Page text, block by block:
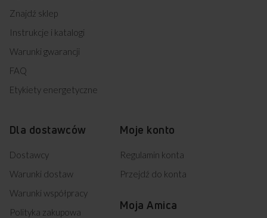
Znajdź sklep
Instrukcje i katalogi
Warunki gwarancji
FAQ
Etykiety energetyczne
Dla dostawców
Dostawcy
Warunki dostaw
Warunki współpracy
Polityka zakupowa
Moje konto
Regulamin konta
Przejdź do konta
Moja Amica